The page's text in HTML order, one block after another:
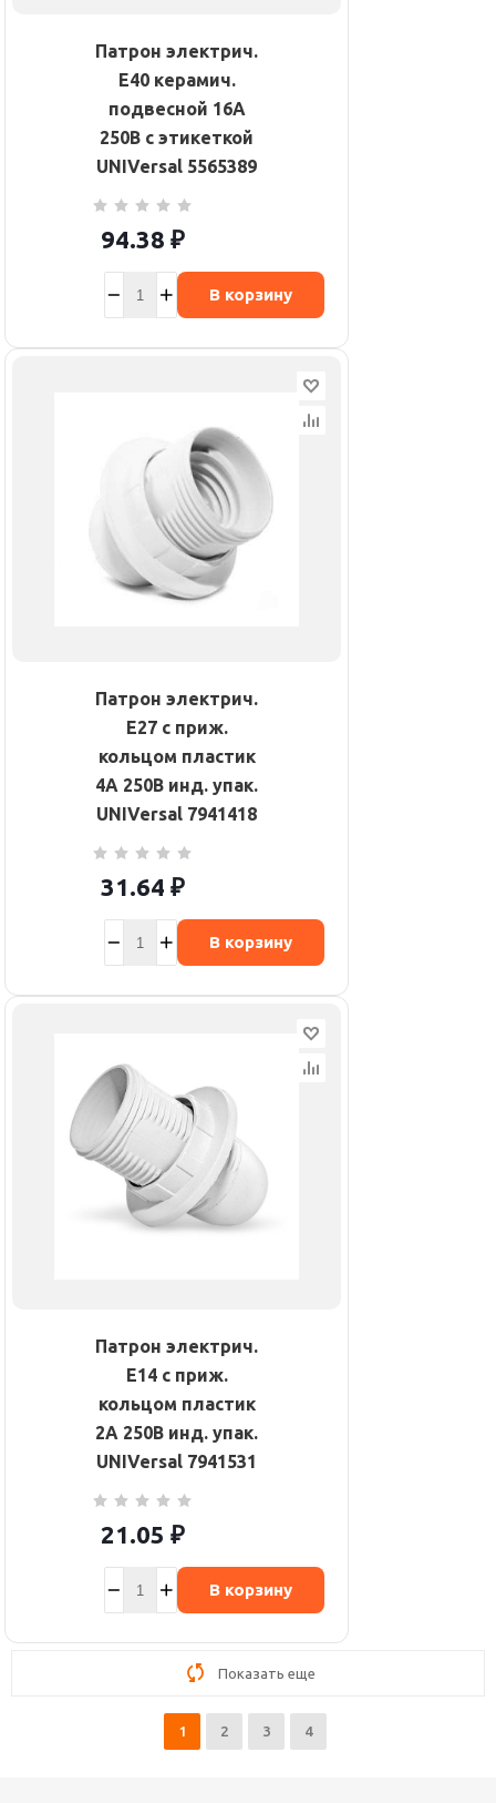
Патрон электрич.
E40 керамич.
подвесной 16А
250В с этикеткой
UNIVersal 5565389
94.38 ₽
В корзину
Патрон электрич.
E27 с приж.
кольцом пластик
4А 250В инд. упак.
UNIVersal 7941418
31.64 ₽
В корзину
Патрон электрич.
E14 с приж.
кольцом пластик
2А 250В инд. упак.
UNIVersal 7941531
21.05 ₽
В корзину
Показать еще
1 2 3 4